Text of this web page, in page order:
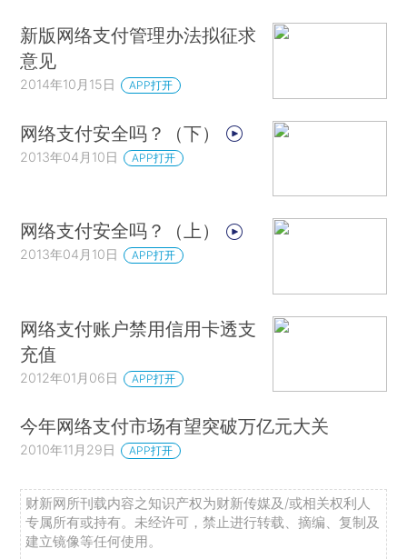
新版网络支付管理办法拟征求
意见
2014年10月15日 APP打开
网络支付安全吗？（下）
2013年04月10日 APP打开
网络支付安全吗？（上）
2013年04月10日 APP打开
网络支付账户禁用信用卡透支
充值
2012年01月06日 APP打开
今年网络支付市场有望突破万亿元大关
2010年11月29日 APP打开
财新网所刊载内容之知识产权为财新传媒及/或相关权利人
专属所有或持有。未经许可，禁止进行转载、摘编、复制及
建立镜像等任何使用。